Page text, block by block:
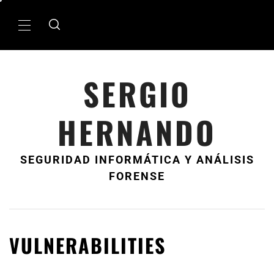
MenÃº
SERGIO
HERNANDO
SEGURIDAD INFORMÁTICA Y ANÁLISIS
FORENSE
VULNERABILITIES